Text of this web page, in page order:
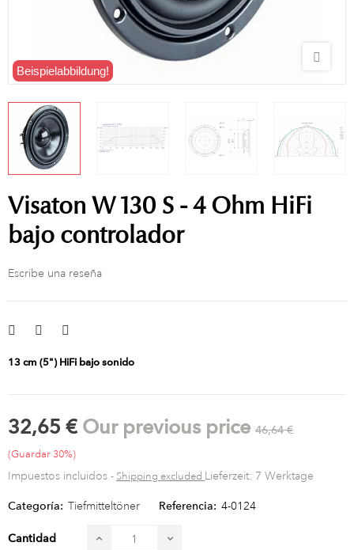
Beispielabbildung!
Visaton W 130 S - 4 Ohm HiFi
bajo controlador
Escribe una reseña
13 cm (5") HiFi bajo sonido
32,65 € Our previous price 46,64 €
Guardar 30%
Impuestos incluidos Shipping excluded Lieferzeit: 7 Werktage
Categoría: Tiefmitteltöner Referencia: 4-0124
Cantidad